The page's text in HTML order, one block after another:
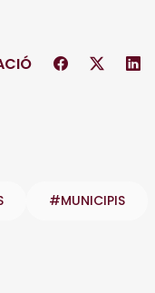
#MUNICIPIS